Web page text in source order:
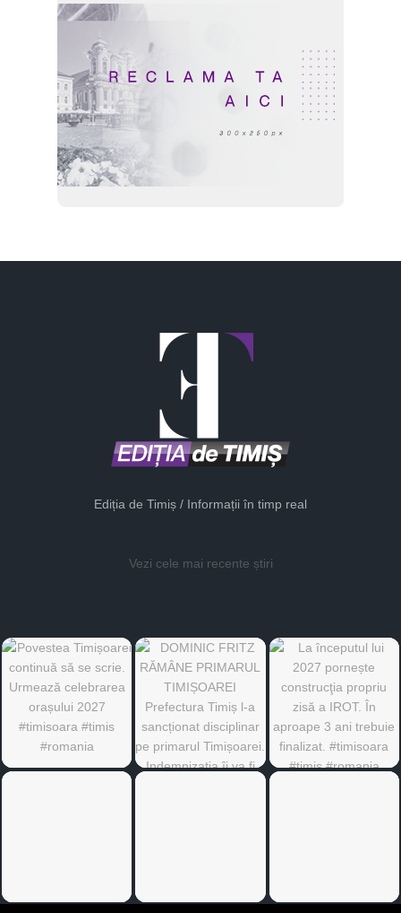
Ediția de Timiș / Informații în timp real
Vezi cele mai recente știri